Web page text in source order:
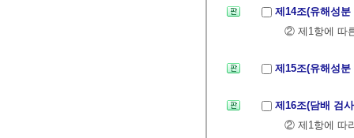
제14조(유해성
② 제1항에 따
제15조(유해성
제16조(담배 검
② 제1항에 따